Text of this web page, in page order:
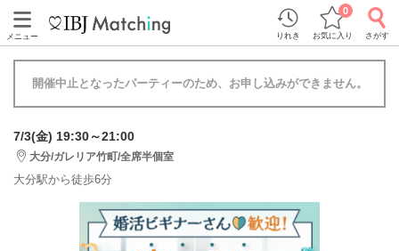
メニュー りれき お気に入り
0
さがす
開催中止となったパーティーのため、お申し込みができません。
7/3(金) 19:30～21:00
大分/ガレリア竹町/全席半個室
大分駅から徒歩6分